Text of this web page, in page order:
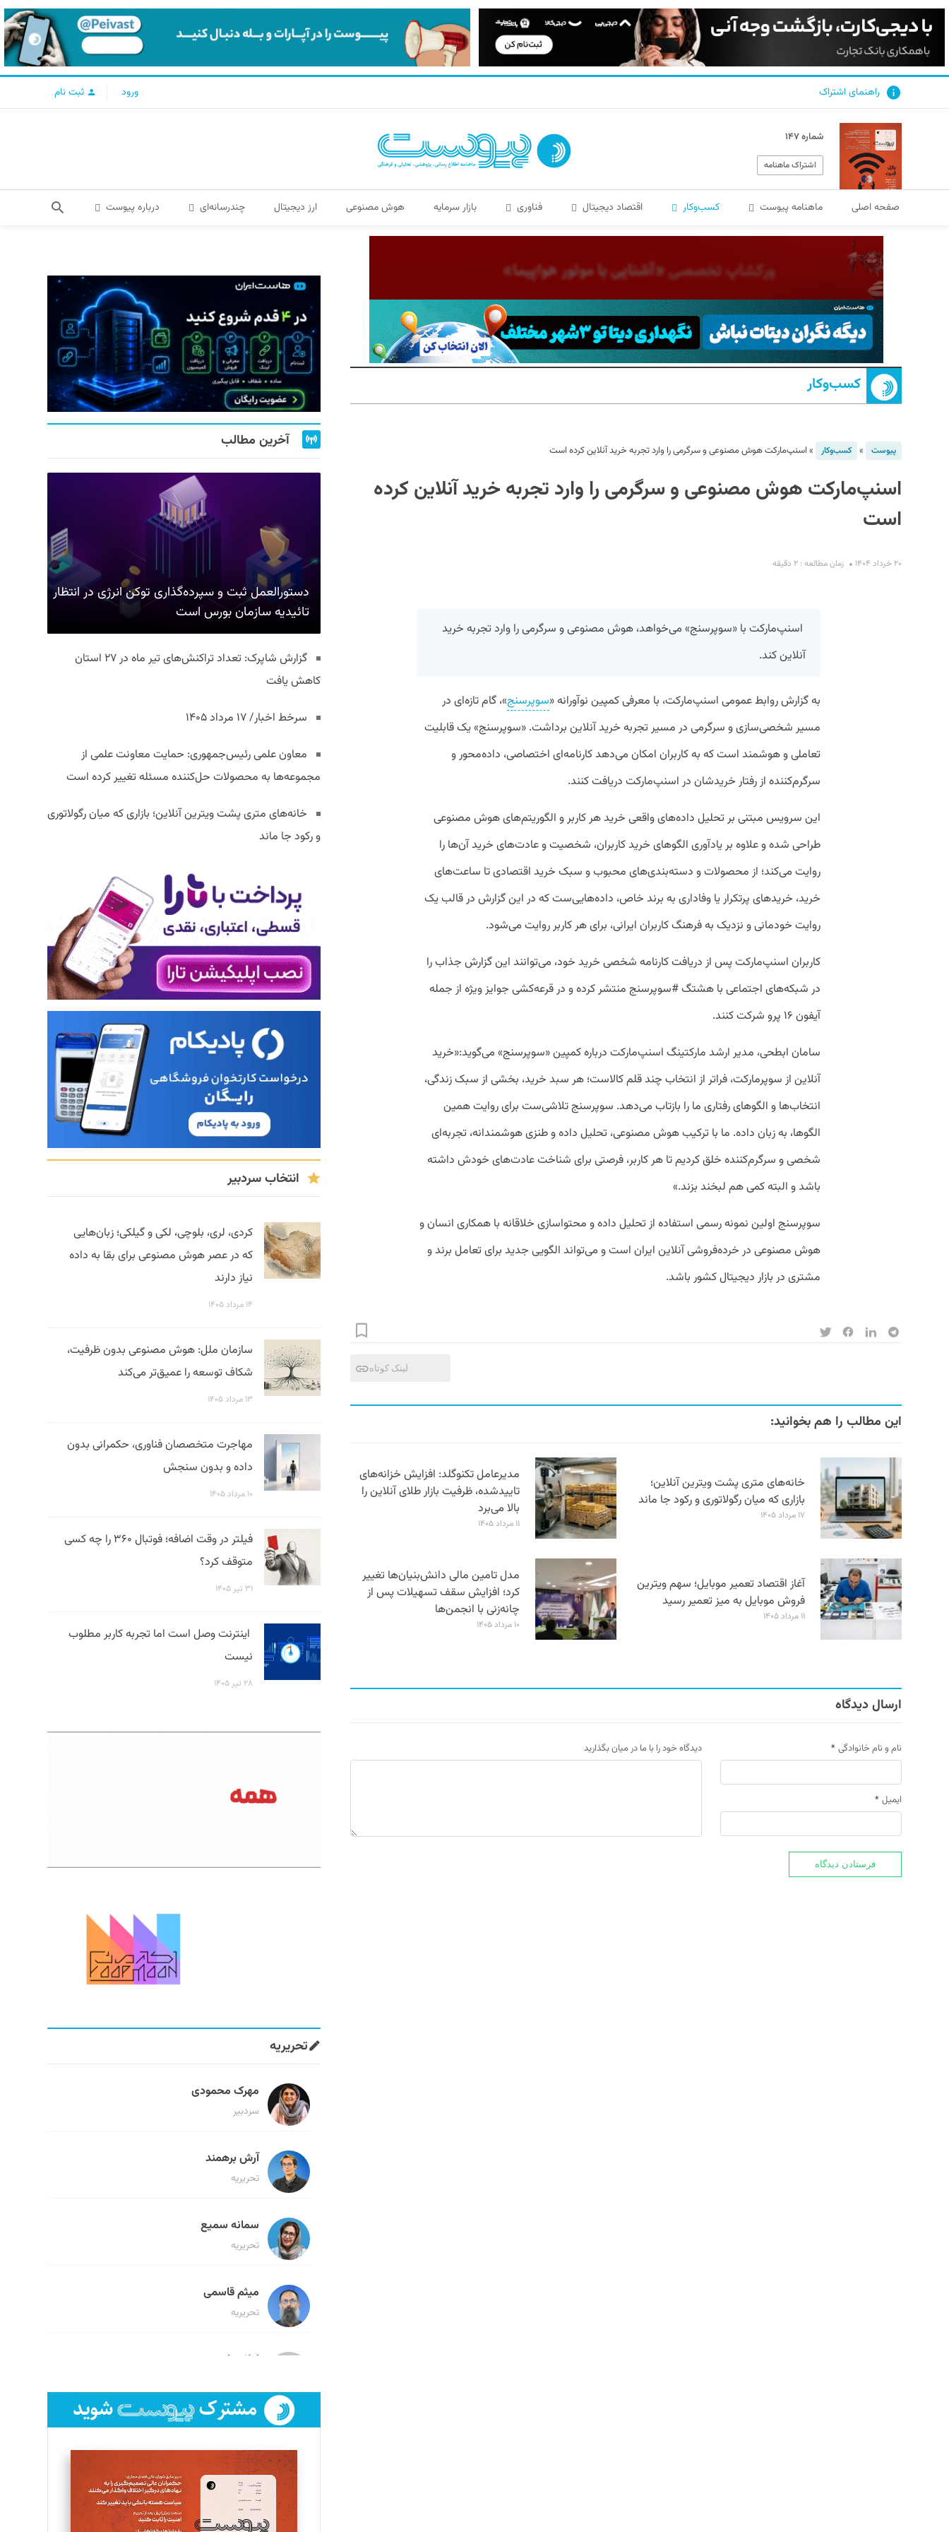
راهنمای اشتراک ورود ثبت نام
شماره ۱۴۷
اشتراک ماهنامه
صفحه اصلی ماهنامه پیوست کسب‌و‌کار اقتصاد دیجیتال فناوری بازار سرمایه هوش مصنوعی ارز دیجیتال چندرسانه‌ای درباره پیوست
کسب‌و‌کار
پیوست » کسب‌و‌کار » اسنپ‌مارکت هوش مصنوعی و سرگرمی را وارد تجربه خرید آنلاین کرده است
اسنپ‌مارکت هوش مصنوعی و سرگرمی را وارد تجربه خرید آنلاین کرده
است
۲۰ خرداد ۱۴۰۴ زمان مطالعه : ۲ دقیقه
اسنپ‌مارکت با «سوپرسنج» می‌خواهد، هوش مصنوعی و سرگرمی را وارد تجربه خرید
آنلاین کند.
به گزارش روابط عمومی اسنپ‌مارکت، با معرفی کمپین نوآورانه «سوپرسنج»، گام تازه‌ای در
مسیر شخصی‌سازی و سرگرمی در مسیر تجربه خرید آنلاین برداشت. «سوپرسنج» یک قابلیت
تعاملی و هوشمند است که به کاربران امکان می‌دهد کارنامه‌ای اختصاصی، داده‌محور و
سرگرم‌کننده از رفتار خریدشان در اسنپ‌مارکت دریافت کنند.
این سرویس مبتنی بر تحلیل داده‌های واقعی خرید هر کاربر و الگوریتم‌های هوش مصنوعی
طراحی شده و علاوه بر یادآوری الگوهای خرید کاربران، شخصیت و عادت‌های خرید آن‌ها را
روایت می‌کند؛ از محصولات و دسته‌بندی‌های محبوب و سبک خرید اقتصادی تا ساعت‌های
خرید، خریدهای پرتکرار یا وفاداری به برند خاص، داده‌هایی‌ست که در این گزارش در قالب یک
روایت خودمانی و نزدیک به فرهنگ کاربران ایرانی، برای هر کاربر روایت می‌شود.
کاربران اسنپ‌مارکت پس از دریافت کارنامه شخصی خرید خود، می‌توانند این گزارش جذاب را
در شبکه‌های اجتماعی با هشتگ #سوپرسنج منتشر کرده و در قرعه‌کشی جوایز ویژه از جمله
آیفون ۱۶ پرو شرکت کنند.
سامان ابطحی، مدیر ارشد مارکتینگ اسنپ‌مارکت درباره کمپین «سوپرسنج» می‌گوید:«خرید
آنلاین از سوپرمارکت، فراتر از انتخاب چند قلم کالا‌ست؛ هر سبد خرید، بخشی از سبک زندگی،
انتخاب‌ها و الگوهای رفتاری ما را بازتاب می‌دهد. سوپرسنج تلاشی‌ست برای روایت همین
الگوها، به زبان داده. ما با ترکیب هوش مصنوعی، تحلیل داده و طنزی هوشمندانه، تجربه‌ای
شخصی و سرگرم‌کننده خلق کردیم تا هر کاربر، فرصتی برای شناخت عادت‌های خودش داشته
باشد و البته کمی هم لبخند بزند.»
سوپرسنج اولین نمونه رسمی استفاده از تحلیل داده و محتوا‌سازی خلاقانه با همکاری انسان و
هوش مصنوعی در خرده‌فروشی آنلاین ایران است و می‌تواند الگویی جدید برای تعامل برند و
مشتری در بازار دیجیتال کشور باشد.
لینک کوتاه
این مطالب را هم بخوانید:
خانه‌های متری پشت ویترین آنلاین؛
بازاری که میان رگولاتوری و رکود جا ماند
۱۷ مرداد ۱۴۰۵
مدیرعامل تکنوگلد: افزایش خزانه‌های
تاییدشده، ظرفیت بازار طلای آنلاین را
بالا می‌برد
۱۱ مرداد ۱۴۰۵
آغاز اقتصاد تعمیر موبایل؛ سهم ویترین
فروش موبایل به میز تعمیر رسید
۱۱ مرداد ۱۴۰۵
مدل تامین مالی دانش‌بنیان‌ها تغییر
کرد؛ افزایش سقف تسهیلات پس از
چانه‌زنی با انجمن‌ها
۱۰ مرداد ۱۴۰۵
ارسال دیدگاه
نام و نام خانوادگی *
ایمیل *
دیدگاه خود را با ما در میان بگذارید
آخرین مطالب
دستورالعمل ثبت و سپرده‌گذاری توکن انرژی در انتظار
تائیدیه سازمان بورس است
گزارش شاپرک: تعداد تراکنش‌های تیر ماه در ۲۷ استان‌
کاهش یافت
سرخط اخبار/ ۱۷ مرداد ۱۴۰۵
معاون علمی رئیس‌جمهوری: حمایت معاونت علمی از
مجموعه‌ها به محصولات حل‌کننده مسئله تغییر کرده است
خانه‌های متری پشت ویترین آنلاین؛ بازاری که میان رگولاتوری
و رکود جا ماند
انتخاب سردبیر
کردی، لری، بلوچی، لکی و گیلکی؛ زبان‌هایی
که در عصر هوش مصنوعی برای بقا به داده
نیاز دارند
۱۴ مرداد ۱۴۰۵
سازمان ملل: هوش مصنوعی بدون ظرفیت،
شکاف توسعه را عمیق‌تر می‌کند
۱۳ مرداد ۱۴۰۵
مهاجرت متخصصان فناوری، حکمرانی بدون
داده و بدون سنجش
۱۰ مرداد ۱۴۰۵
فیلتر در وقت اضافه؛ فوتبال ۳۶۰ را چه کسی
متوقف کرد؟
۳۱ تیر ۱۴۰۵
اینترنت وصل است اما تجربه کاربر مطلوب
نیست
۲۸ تیر ۱۴۰۵
تحریریه
مهرک محمودی
سردبیر
آرش برهمند
تحریریه
سمانه سمیع
تحریریه
میثم قاسمی
تحریریه
لیلا حنارود
فائزه فتحی رستمی
تحریریه
سروش کرمیان
تحریریه